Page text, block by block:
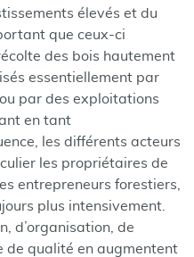
élevés et du
que ceux-ci
des bois hautement
essentiellement par
par des exploitations
en tant
les différents acteurs
les propriétaires de
entrepreneurs forestiers,
plus intensivement.
d’organisation, de
de qualité en augmentent